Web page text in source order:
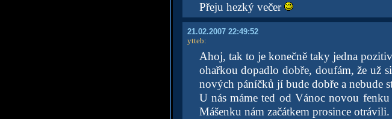
Přeju hezký večer
21.02.2007 22:49:52
ytteb:
Ahoj, tak to je konečně taky jedna
ohařkou dopadlo dobře, doufám, že už
nových páníčků jí bude dobře a nebude
U nás máme ted od Vánoc novou
Mášenku nám začátkem prosince